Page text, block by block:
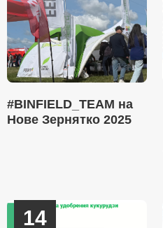
#BINFIELD_TEAM на
Нове Зернятко 2025
14